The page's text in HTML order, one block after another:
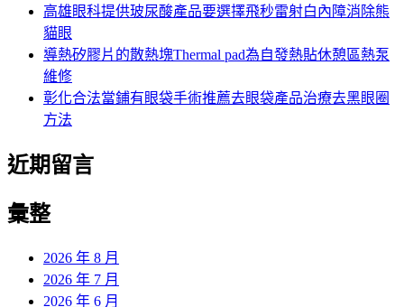
高雄眼科提供玻尿酸產品要選擇飛秒雷射白內障消除熊
貓眼
導熱矽膠片的散熱塊Thermal pad為自發熱貼休憩區熱泵
維修
彰化合法當鋪有眼袋手術推薦去眼袋產品治療去黑眼圈
方法
近期留言
彙整
2026 年 8 月
2026 年 7 月
2026 年 6 月